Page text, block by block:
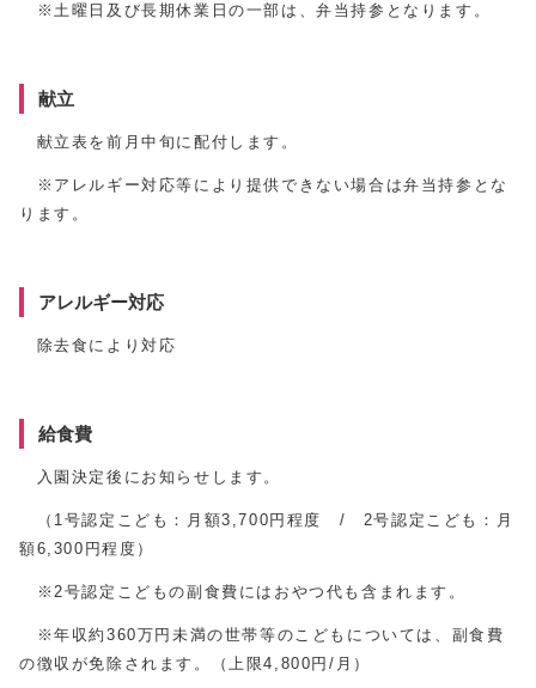
※土曜日及び長期休業日の一部は、弁当持参となります。
献立
献立表を前月中旬に配付します。
※アレルギー対応等により提供できない場合は弁当持参とな
ります。
アレルギー対応
除去食により対応
給食費
入園決定後にお知らせします。
（1号認定こども：月額3,700円程度 / 2号認定こども：月
額6,300円程度）
※2号認定こどもの副食費にはおやつ代も含まれます。
※年収約360万円未満の世帯等のこどもについては、副食費
の徴収が免除されます。（上限4,800円/月）